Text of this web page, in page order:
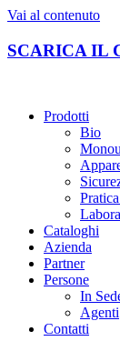
Vai al contenuto
SCARICA IL
Prodotti
Bio
Cataloghi
Azienda
Partner
Persone
In
Agenti
Contatti